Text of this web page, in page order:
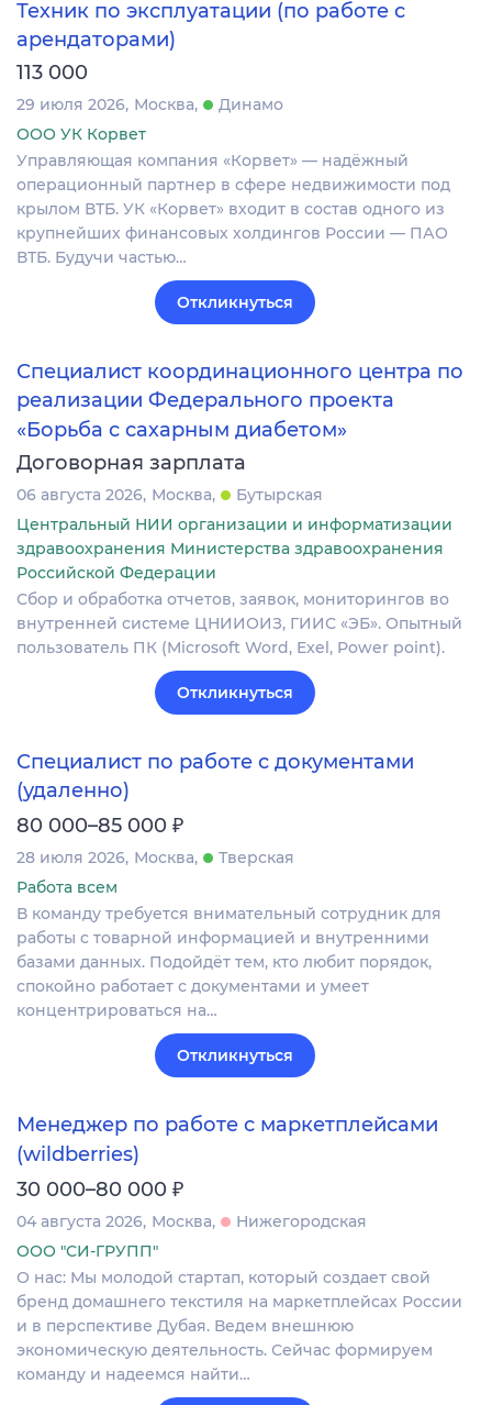
Техник по эксплуатации (по работе с
арендаторами)
113 000
29 июля 2026 Москва
Динамо
ООО УК Корвет
Управляющая компания «Корвет» — надёжный
операционный партнер в сфере недвижимости под
крылом ВТБ. УК «Корвет» входит в состав одного из
крупнейших финансовых холдингов России — ПАО
ВТБ. Будучи частью…
Откликнуться
Специалист координационного центра по
реализации Федерального проекта
«Борьба с сахарным диабетом»
Договорная зарплата
06 августа 2026 Москва
Бутырская
Центральный НИИ организации и информатизации
здравоохранения Министерства здравоохранения
Российской Федерации
Сбор и обработка отчетов, заявок, мониторингов во
внутренней системе ЦНИИОИЗ, ГИИС «ЭБ». Опытный
пользователь ПК (Microsoft Word, Exel, Power point).
Откликнуться
Специалист по работе с документами
(удаленно)
80 000–85 000 ₽
28 июля 2026 Москва
Тверская
Работа всем
В команду требуется внимательный сотрудник для
работы с товарной информацией и внутренними
базами данных. Подойдёт тем, кто любит порядок,
спокойно работает с документами и умеет
концентрироваться на…
Откликнуться
Менеджер по работе с маркетплейсами
(wildberries)
30 000–80 000 ₽
04 августа 2026 Москва
Нижегородская
ООО "СИ-ГРУПП"
О нас: Мы молодой стартап, который создает свой
бренд домашнего текстиля на маркетплейсах России
и в перспективе Дубая. Ведем внешнюю
экономическую деятельность. Сейчас формируем
команду и надеемся найти…